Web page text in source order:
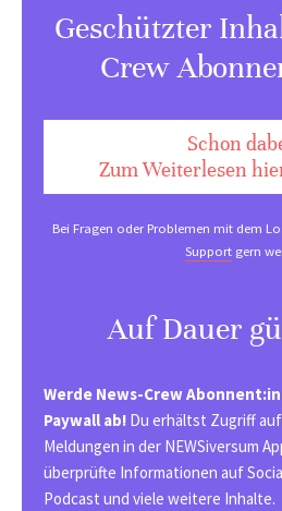
Geschützter
Crew
Schon
Zum Weiterlesen
Bei Fragen oder Problemen mit dem
Support gern
Auf Dauer
Werde News-Crew
Paywall ab! Du erhältst Zugriff
Meldungen in der NEWSiversum
überprüfte Informationen auf
Podcast und viele weitere Inhalte.